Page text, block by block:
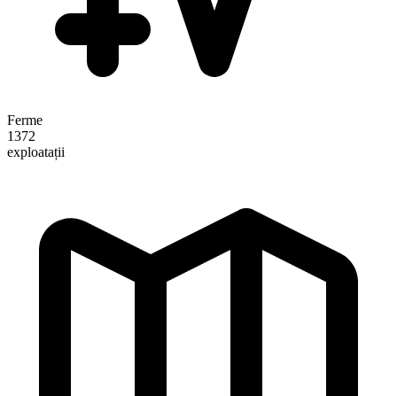
Ferme
1372
exploatații